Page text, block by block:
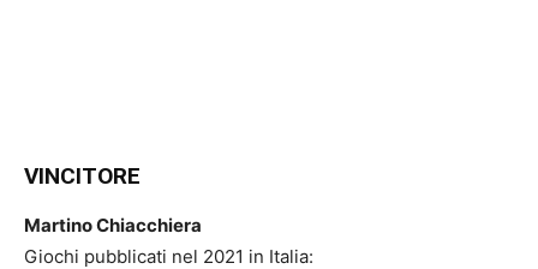
VINCITORE
Martino Chiacchiera
Giochi pubblicati nel 2021 in Italia: